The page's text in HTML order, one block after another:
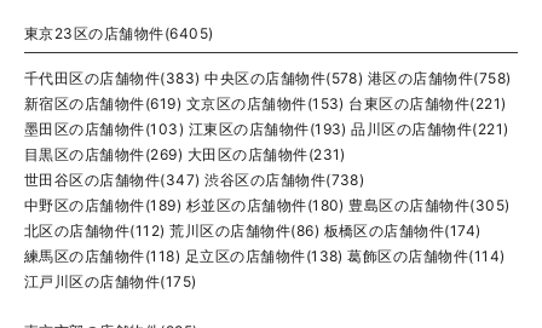
東京23区の店舗物件(6405)
千代田区の店舗物件(383) 中央区の店舗物件(578) 港区の店舗物件(758)
新宿区の店舗物件(619) 文京区の店舗物件(153) 台東区の店舗物件(221)
墨田区の店舗物件(103) 江東区の店舗物件(193) 品川区の店舗物件(221)
目黒区の店舗物件(269) 大田区の店舗物件(231)
世田谷区の店舗物件(347) 渋谷区の店舗物件(738)
中野区の店舗物件(189) 杉並区の店舗物件(180) 豊島区の店舗物件(305)
北区の店舗物件(112) 荒川区の店舗物件(86) 板橋区の店舗物件(174)
練馬区の店舗物件(118) 足立区の店舗物件(138) 葛飾区の店舗物件(114)
江戸川区の店舗物件(175)